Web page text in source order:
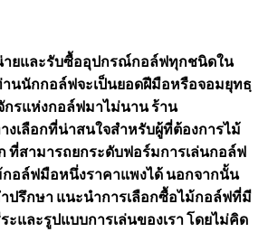
ยและรับซื้ออุปกรณ์กอล์ฟทุกชนิดใน
นนักกอล์ฟจะเป็นยอดฝีมือหรือจอมยุทธฺ
กรแห่งกอล์ฟมาไม่นาน ร้าน
เลือกที่น่าสนใจสำหรับผู้ที่ต้องการไม้
ที่สามารถยกระดับฟอร์มการเล่นกอล์ฟ
กอล์ฟมือหนึ่งราคาแพงได้ นอกจากนั้น
ปรึกษา แนะนำการเลือกซื้อไม้กอล์ฟที่มี
และรูปแบบการเล่นของเรา โดยไม่คิด